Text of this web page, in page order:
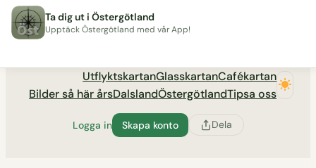
Hoppa
till
UtflyktskartanGlasskartanCafékartan
Bilder så här årsDalslandÖstergötlandTipsa oss
Logga in Skapa konto Dela
Ta dig ut i Östergötland
Upptäck Östergötland med vår App!